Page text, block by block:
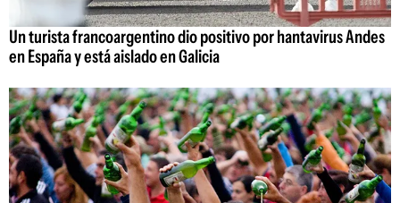
Un turista francoargentino dio positivo por hantavirus Andes
en España y está aislado en Galicia